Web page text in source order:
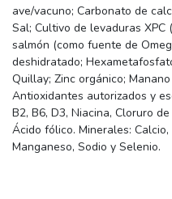
ave/vacuno; Carbonato de
Sal; Cultivo de levaduras XPC
salmón (como fuente de
deshidratado;
Quillay; Zinc orgánico;
Antioxidantes autorizados y
B2, B6, D3, Niacina, Cloruro
Ácido fólico. Minerales:
Manganeso, Sodio y Selenio.